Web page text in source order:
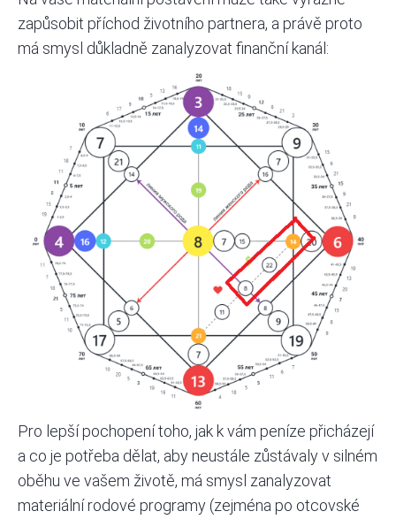
zapůsobit příchod životního partnera, a právě proto
má smysl důkladně zanalyzovat finanční kanál:
Pro lepší pochopení toho, jak k vám peníze přicházejí
a co je potřeba dělat, aby neustále zůstávaly v silném
oběhu ve vašem životě, má smysl zanalyzovat
materiální rodové programy (zejména po otcovské